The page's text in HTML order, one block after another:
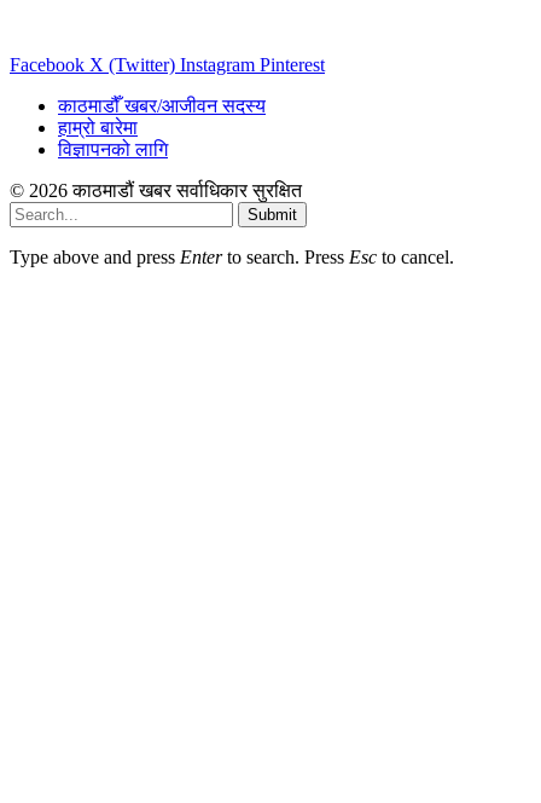
Facebook X (Twitter) Instagram Pinterest
काठमाडौँ खबर/आजीवन सदस्य
हाम्रो बारेमा
विज्ञापनको लागि
© 2026 काठमाडौं खबर सर्वाधिकार सुरक्षित
Submit
Type above and press Enterto search. Press Esc to cancel.